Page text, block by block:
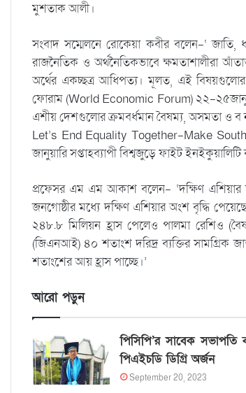
মুশতাক আলী।
সংবাদ সম্মেলনে রোকেয়া কবীর বলেন-‘ জাতি,
রাজনৈতিক ও অর্থনৈতিকভাবে ক্ষমতাশালীরা
অর্থের একচ্ছত্র আধিপত্য। মূলত, এই
ফোরাম (World Economic Forum) ২২-
এশীয় দেশগুলোর ক্রমবর্ধমান বৈষম্য, অসমতা ও ব
Let’s End Equality Together-Make
জানুয়ারি সপ্তাহব্যাপী বিশ্বজুড়ে ফাইট
প্রফেসর এম এম আকাশ বলেন- ‘দক্ষিণ এশিয়ার
জনগোষ্ঠীর মধ্যে দক্ষিণ এশিয়ার অংশ বৃদ্ধি
২৪৮.৮ মিলিয়ন হ্রাস পেলেও পালমা রেশিও
(জিএনআই) ৪০ শতাংশ দরিদ্র ব্যক্তির সামগ্রিক
শতাংশের আয় হ্রাস পাচ্ছে।’
আরো পড়ুন
পিসিপি’র সাবেক সভাপতি
পিএইচডি ডিগ্রি অর্জন
September 20, 2023